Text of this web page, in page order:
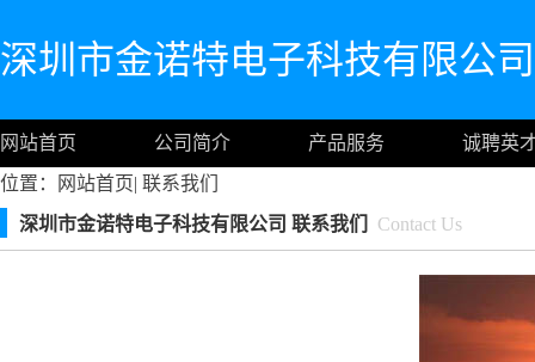
深圳市金诺特电子科技有限公司
网站首页 公司简介 产品服务
诚聘英
位置：
网站首页| 联系我们
深圳市金诺特电子科技有限公司 联系我们
Contact Us